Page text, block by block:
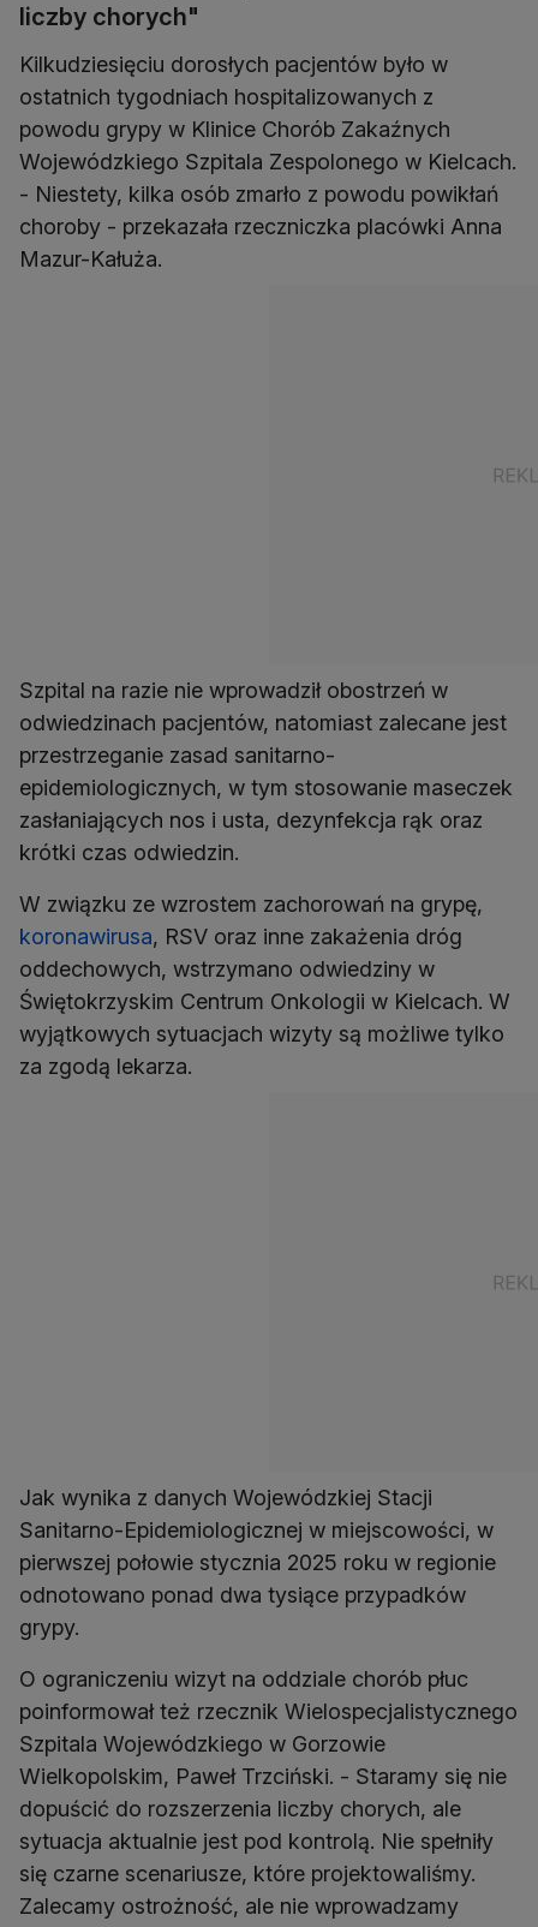
liczby chorych"
Kilkudziesięciu dorosłych pacjentów było w
ostatnich tygodniach hospitalizowanych z
powodu grypy w Klinice Chorób Zakaźnych
Wojewódzkiego Szpitala Zespolonego w Kielcach.
- Niestety, kilka osób zmarło z powodu powikłań
choroby - przekazała rzeczniczka placówki Anna
Mazur-Kałuża.
Szpital na razie nie wprowadził obostrzeń w
odwiedzinach pacjentów, natomiast zalecane jest
przestrzeganie zasad sanitarno-
epidemiologicznych, w tym stosowanie maseczek
zasłaniających nos i usta, dezynfekcja rąk oraz
krótki czas odwiedzin.
W związku ze wzrostem zachorowań na grypę,
koronawirusa, RSV oraz inne zakażenia dróg
oddechowych, wstrzymano odwiedziny w
Świętokrzyskim Centrum Onkologii w Kielcach. W
wyjątkowych sytuacjach wizyty są możliwe tylko
za zgodą lekarza.
Jak wynika z danych Wojewódzkiej Stacji
Sanitarno-Epidemiologicznej w miejscowości, w
pierwszej połowie stycznia 2025 roku w regionie
odnotowano ponad dwa tysiące przypadków
grypy.
O ograniczeniu wizyt na oddziale chorób płuc
poinformował też rzecznik Wielospecjalistycznego
Szpitala Wojewódzkiego w Gorzowie
Wielkopolskim, Paweł Trzciński. - Staramy się nie
dopuścić do rozszerzenia liczby chorych, ale
sytuacja aktualnie jest pod kontrolą. Nie spełniły
się czarne scenariusze, które projektowaliśmy.
Zalecamy ostrożność, ale nie wprowadzamy